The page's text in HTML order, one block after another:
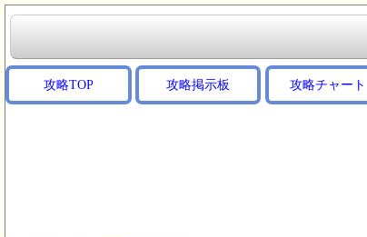
攻略TOP 攻略掲示板 攻略チャート